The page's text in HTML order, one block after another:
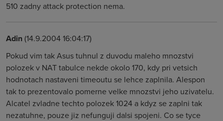
510 zadny attack protection nema.
Adin(14.9.2004 16:04:17)
Pokud vim tak Asus tuhnul z duvodu maleho mnozstvi
polozek v NAT tabulce nekde okolo 170, kdy pri vetsich
hodnotach nastaveni timeoutu se lehce zaplnila. Alespon
tak to prezentovalo pomerne velke mnozstvi jeho uzivatelu.
Alcatel zvladne techto polozek 1024 a kdyz se zaplni tak
nezatuhne, pouze jiz nefunguji dalsi spojeni. Co se tyce